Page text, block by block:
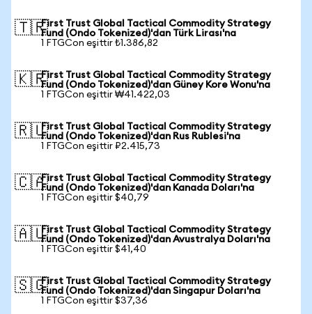
🇹🇷First Trust Global Tactical Commodity Strategy
Fund (Ondo Tokenized)'dan Türk Lirası'na
1 FTGCon eşittir ₺1.386,82
🇰🇷First Trust Global Tactical Commodity Strategy
Fund (Ondo Tokenized)'dan Güney Kore Wonu'na
1 FTGCon eşittir ₩41.422,03
🇷🇺First Trust Global Tactical Commodity Strategy
Fund (Ondo Tokenized)'dan Rus Rublesi'na
1 FTGCon eşittir ₽2.415,73
🇨🇦First Trust Global Tactical Commodity Strategy
Fund (Ondo Tokenized)'dan Kanada Doları'na
1 FTGCon eşittir $40,79
🇦🇺First Trust Global Tactical Commodity Strategy
Fund (Ondo Tokenized)'dan Avustralya Doları'na
1 FTGCon eşittir $41,40
🇸🇬First Trust Global Tactical Commodity Strategy
Fund (Ondo Tokenized)'dan Singapur Doları'na
1 FTGCon eşittir $37,36